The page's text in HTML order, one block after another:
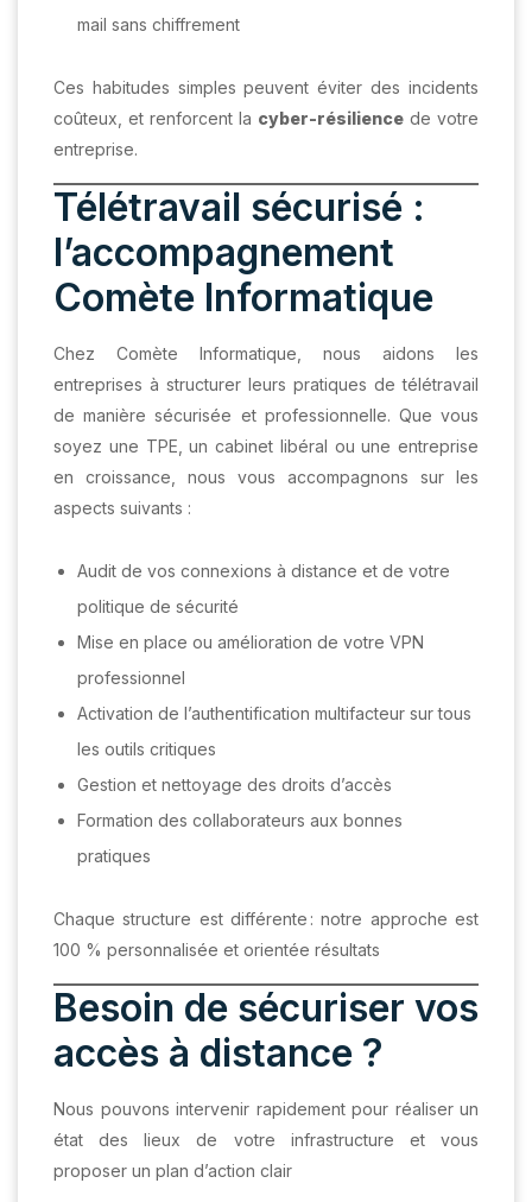
mail sans chiffrement
Ces habitudes simples peuvent éviter des incidents
coûteux, et renforcent la cyber-résilience de votre
entreprise.
Télétravail sécurisé :
l’accompagnement
Comète Informatique
Chez Comète Informatique, nous aidons les
entreprises à structurer leurs pratiques de télétravail
de manière sécurisée et professionnelle. Que vous
soyez une TPE, un cabinet libéral ou une entreprise
en croissance, nous vous accompagnons sur les
aspects suivants :
Audit de vos connexions à distance et de votre
politique de sécurité
Mise en place ou amélioration de votre VPN
professionnel
Activation de l’authentification multifacteur sur tous
les outils critiques
Gestion et nettoyage des droits d’accès
Formation des collaborateurs aux bonnes
pratiques
Chaque structure est différente : notre approche est
100 % personnalisée et orientée résultats
Besoin de sécuriser vos
accès à distance ?
Nous pouvons intervenir rapidement pour réaliser un
état des lieux de votre infrastructure et vous
proposer un plan d’action clair